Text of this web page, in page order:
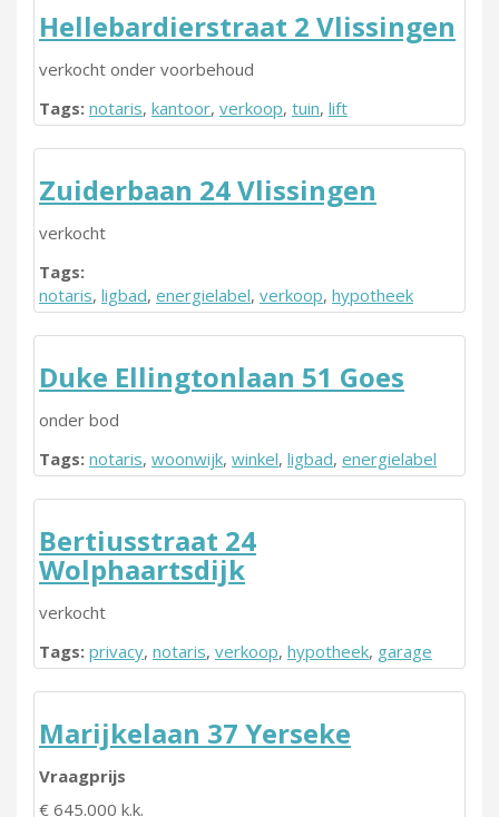
Hellebardierstraat 2 Vlissingen
verkocht onder voorbehoud
Tags: notaris, kantoor, verkoop, tuin, lift
Zuiderbaan 24 Vlissingen
verkocht
Tags:
notaris, ligbad, energielabel, verkoop, hypotheek
Duke Ellingtonlaan 51 Goes
onder bod
Tags: notaris, woonwijk, winkel, ligbad, energielabel
Bertiusstraat 24
Wolphaartsdijk
verkocht
Tags: privacy, notaris, verkoop, hypotheek, garage
Marijkelaan 37 Yerseke
Vraagprijs
€ 645.000 k.k.